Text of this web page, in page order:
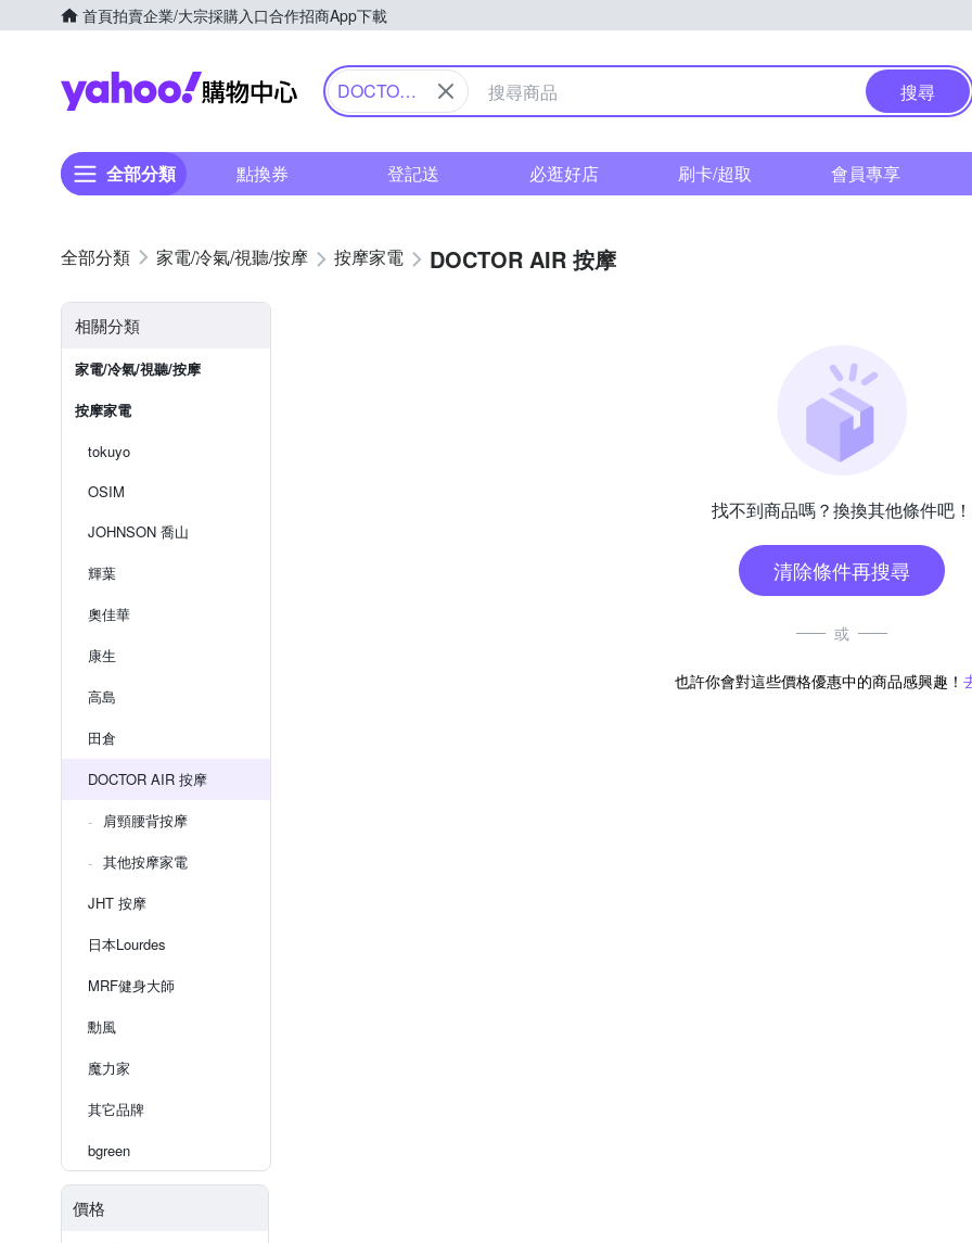
首頁拍賣企業/大宗採購入口合作招商App下載
Yahoo購物中心
DOCTOR
搜尋
全部分類 點換券 登記送 必逛好店 刷卡/超取 會員專享
家電/冷氣/視聽/按摩 按摩家電 DOCTOR AIR 按摩
相關分類
家電/冷氣/視聽/按摩
按摩家電
tokuyo
OSIM
JOHNSON 喬山
輝葉
奧佳華
康生
高島
田倉
DOCTOR AIR 按摩
肩頸腰背按摩
其他按摩家電
JHT 按摩
日本Lourdes
MRF健身大師
勳風
魔力家
其它品牌
bgreen
價格
找不到商品嗎？換換其他條件吧！
清除條件再搜尋
或
也許你會對這些價格優惠中的商品感興趣！